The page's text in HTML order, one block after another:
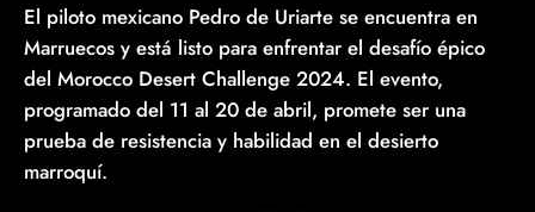
El piloto mexicano Pedro de Uriarte se encuentra en
Marruecos y está listo para enfrentar el desafío épico
del Morocco Desert Challenge 2024. El evento,
programado del 11 al 20 de abril, promete ser una
prueba de resistencia y habilidad en el desierto
marroquí.